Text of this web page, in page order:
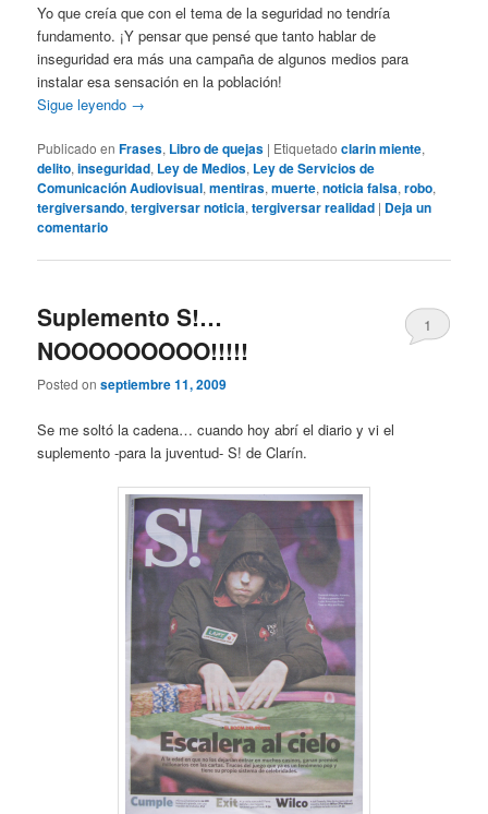
Yo que creía que con el tema de la seguridad no tendría
fundamento. ¡Y pensar que pensé que tanto hablar de
inseguridad era más una campaña de algunos medios para
instalar esa sensación en la población!
Sigue leyendo →
Publicado en Frases, Libro de quejas | Etiquetado clarin miente,
delito,inseguridad, Ley de Medios, Ley de Servicios de
Comunicación Audiovisual,mentiras,muerte,noticia falsa,robo,
tergiversando,tergiversar noticia,tergiversar realidad | Deja un
comentario
Suplemento S!…
NOOOOOOOOO!!!!!
Posted onseptiembre 11, 2009
1
Se me soltó la cadena… cuando hoy abrí el diario y vi el
suplemento -para la juventud- S! de Clarín.